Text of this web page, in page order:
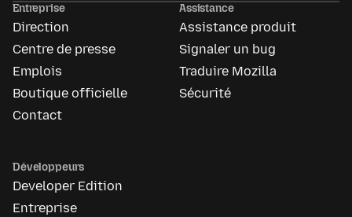
Entreprise
Direction
Centre de presse
Emplois
Boutique officielle
Contact
Assistance
Assistance produit
Signaler un bug
Traduire Mozilla
Sécurité
Développeurs
Developer Edition
Entreprise